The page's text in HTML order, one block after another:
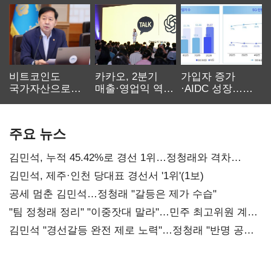
비트코인도
국가자산으로…'
카카오, 2분기
매출·영업익 역대
가입자 증가
·AIDC 성장…
주요 뉴스
김민석, 누적 45.42%로 경선 1위…정청래와 격차
0.86%p(2보)
김민석, 제주·인천 당대표 경선서 '1위'(1보)
공세 멈춘 김민석…정청래 "갈등은 제가 수습"
"팀 정청래 정리" "이중잣대 말라"…민주 최고위원 계파
다툼 격화
김민석 "경선갈등 완전 제로 노력"…정청래 "반명 공세